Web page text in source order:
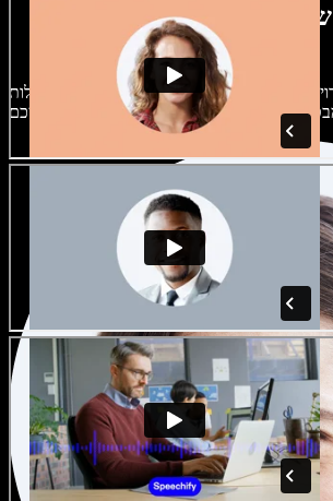
קולות נשים וגברים במגוון
מבטאים
יישמעו אותו דבר. בחרו מתוך מאות קולות